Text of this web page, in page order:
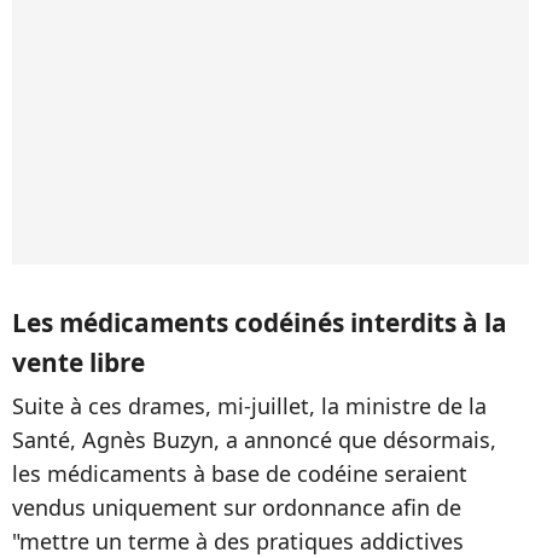
Les médicaments codéinés interdits à la
vente libre
Suite à ces drames, mi-juillet, la ministre de la
Santé, Agnès Buzyn, a annoncé que désormais,
les médicaments à base de codéine seraient
vendus uniquement sur ordonnance afin de
"mettre un terme à des pratiques addictives